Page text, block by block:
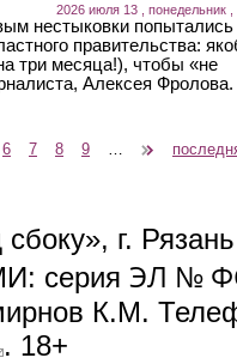
2026 июля 13 , понедельник ,
нестыковки попытались
правительства:
три месяца!), чтобы «не
Алексея Фролова.
6 7 8 9
г.
серия ЭЛ №
К.М.
sends e-mail)
. 18+